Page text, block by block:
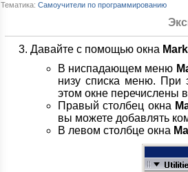
Тематика: Самоучители по программированию
Давайте с помощью окна
В ниспадающем меню
низу списка меню. При
этом окне перечислены
Правый столбец окна
вы можете добавлять
В левом столбце окна